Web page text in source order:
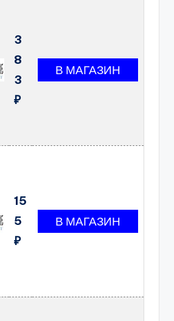
3
8
3
₽
15
5
₽